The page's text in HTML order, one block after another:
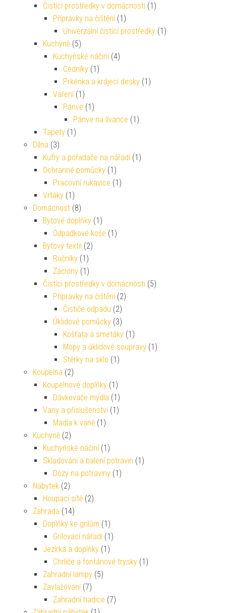
Čistící prostředky v domácnosti (1)
Přípravky na čištění (1)
Univerzální čistící prostředky (1)
Kuchyně (5)
Kuchyňské náčiní (4)
Cedníky (1)
Prkénka a krájecí desky (1)
Vaření (1)
Pánve (1)
Pánve na lívance (1)
Tapety (1)
Dílna (3)
Kufry a pořadače na nářadí (1)
Ochranné pomůcky (1)
Pracovní rukavice (1)
Vrtáky (1)
Domácnost (8)
Bytové doplňky (1)
Odpadkové koše (1)
Bytový textil (2)
Ručníky (1)
Záclony (1)
Čistící prostředky v domácnosti (5)
Přípravky na čištění (2)
Čističe odpadu (2)
Úklidové pomůcky (3)
Košťata a smetáky (1)
Mopy a úklidové soupravy (1)
Stěrky na sklo (1)
Koupelna (2)
Koupelnové doplňky (1)
Dávkovače mýdla (1)
Vany a příslušenství (1)
Madla k vaně (1)
Kuchyně (2)
Kuchyňské náčiní (1)
Skladování a balení potravin (1)
Dózy na potraviny (1)
Nábytek (2)
Houpací sítě (2)
Zahrada (14)
Doplňky ke grilům (1)
Grilovací nářadí (1)
Jezírka a doplňky (1)
Chrliče a fontánové trysky (1)
Zahradní lampy (5)
Zavlažování (7)
Zahradní hadice (7)